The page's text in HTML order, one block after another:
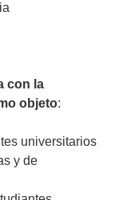
con la
objeto:
universitarios
y de